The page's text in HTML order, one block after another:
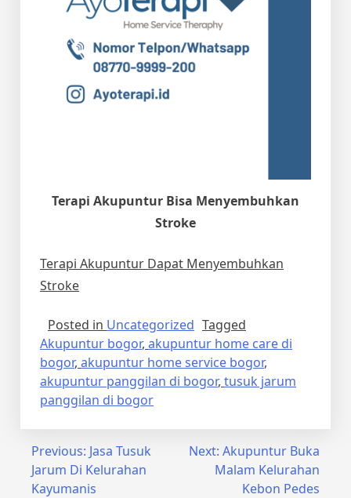
Terapi Akupuntur Bisa Menyembuhkan
Stroke
Terapi Akupuntur Dapat Menyembuhkan
Stroke
Posted in Uncategorized Tagged
Akupuntur bogor, akupuntur home care di
bogor, akupuntur home service bogor,
akupuntur panggilan di bogor, tusuk jarum
panggilan di bogor
Post
navigation
Previous: Jasa Tusuk
Jarum Di Kelurahan
Kayumanis
Next: Akupuntur Buka
Malam Kelurahan
Kebon Pedes